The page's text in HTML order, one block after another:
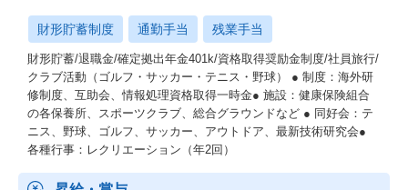
財形貯蓄制度 通勤手当 残業手当
財形貯蓄/退職金/確定拠出年金401k/資格取得奨励金制度/社員旅行/
クラブ活動（ゴルフ・サッカー・テニス・野球） ● 制度：海外研
修制度、互助会、情報処理資格取得一時金● 施設：健康保険組合
の各保養所、スポーツクラブ、総合グラウンドなど ● 同好会：テ
ニス、野球、ゴルフ、サッカー、アウトドア、最新技術研究会●
各種行事：レクリエーション（年2回）